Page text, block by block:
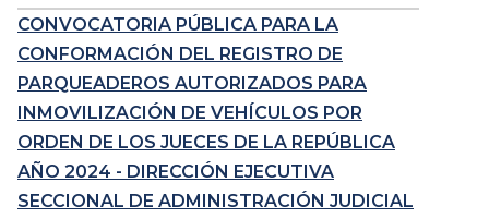
CONVOCATORIA PÚBLICA PARA LA
CONFORMACIÓN DEL REGISTRO DE
PARQUEADEROS AUTORIZADOS PARA
INMOVILIZACIÓN DE VEHÍCULOS POR
ORDEN DE LOS JUECES DE LA REPÚBLICA
AÑO 2024 - DIRECCIÓN EJECUTIVA
SECCIONAL DE ADMINISTRACIÓN JUDICIAL